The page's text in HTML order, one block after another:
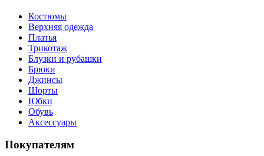
Костюмы
Верхняя одежда
Платья
Трикотаж
Блузки и рубашки
Брюки
Джинсы
Шорты
Юбки
Обувь
Аксессуары
Покупателям